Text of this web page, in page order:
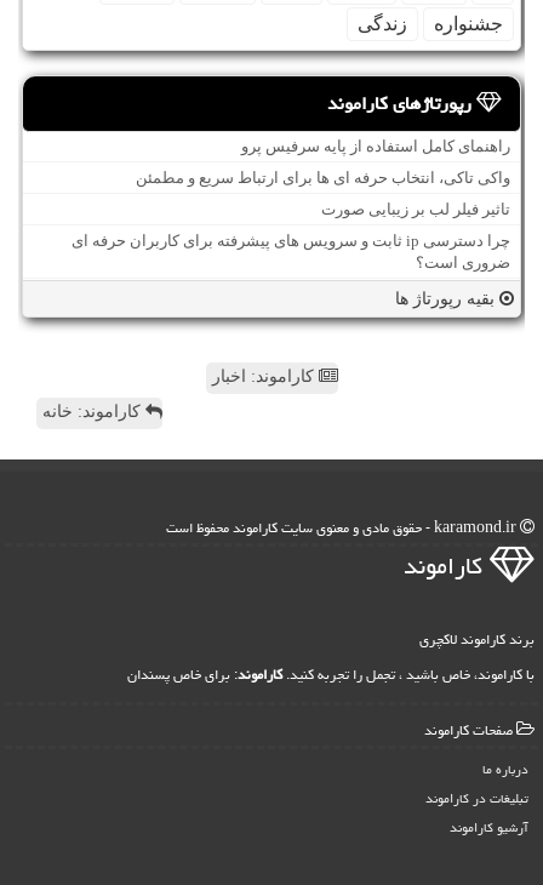
جشنواره
زندگی
رپورتاژهای کاراموند
راهنمای کامل استفاده از پایه سرفیس پرو
واکی تاکی، انتخاب حرفه ای ها برای ارتباط سریع و مطمئن
تاثیر فیلر لب بر زیبایی صورت
چرا دسترسی ip ثابت و سرویس های پیشرفته برای کاربران حرفه ای
ضروری است؟
بقیه رپورتاژ ها
کاراموند: اخبار
کاراموند: خانه
كاراموند
برند کاراموند لاکچری
با کاراموند، خاص باشید ، تجمل را تجربه کنید.کاراموند: برای خاص پسندان
صفحات كاراموند
درباره ما
تبلیغات در كاراموند
آرشیو كاراموند